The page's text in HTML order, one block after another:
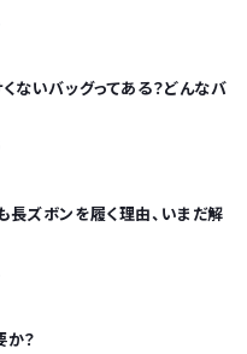
ないバッグってある？どんなバ
長ズボンを履く理由、いまだ解
？